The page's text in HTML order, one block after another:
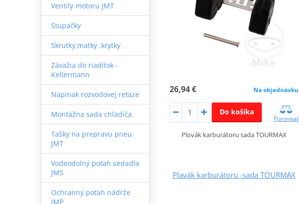
Ventily motoru JMT
Stupačky
Skrutky,matky ,krytky
Závažia do riadítok -
Kellermann
Napínak rozvodovej reťaze
Montážna sada chladiča
Tašky na prepravu pneu
JMT
Vodeodolný poťah sedadla
JMS
Ochranný poťah nádrže
JMP
26,94 € Na objednávku
Do košíka
Porovnať
Plovák karburátoru sada TOURMAX
Plavák karburátoru -sada TOURMAX